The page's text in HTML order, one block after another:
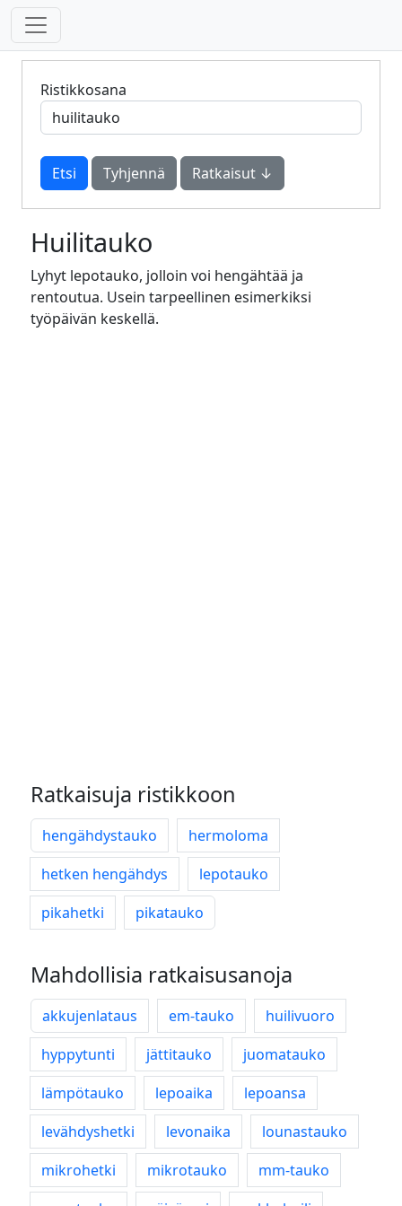
Ristikkosana
Tyhjennä Ratkaisut ↓
Huilitauko
Lyhyt lepotauko, jolloin voi hengähtää ja
rentoutua. Usein tarpeellinen esimerkiksi
työpäivän keskellä.
Ratkaisuja ristikkoon
hengähdystauko
hermoloma
hetken hengähdys
lepotauko
pikahetki
pikatauko
Mahdollisia ratkaisusanoja
akkujenlataus em-tauko
huilivuoro
hyppytunti
jättitauko
juomatauko
lämpötauko
lepoaika
lepoansa
levähdyshetki
levonaika
lounastauko
mikrohetki
mikrotauko
mm-tauko